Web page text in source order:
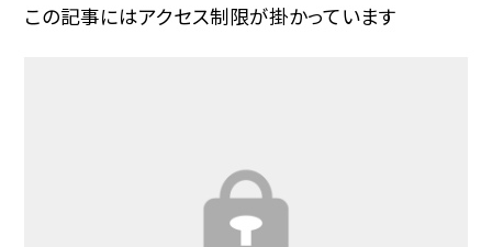
この記事にはアクセス制限が掛かっています